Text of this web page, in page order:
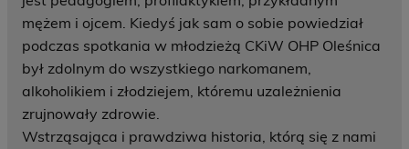
mężem i ojcem. Kiedyś jak sam o sobie powiedział
podczas spotkania w młodzieżą CKiW OHP Oleśnica
był zdolnym do wszystkiego narkomanem,
alkoholikiem i złodziejem, któremu uzależnienia
zrujnowały zdrowie.
Wstrząsająca i prawdziwa historia, którą się z nami